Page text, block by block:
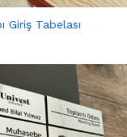
Giriş Tabelası